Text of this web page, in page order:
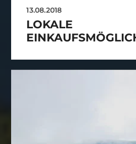
13.08.2018
LOKALE